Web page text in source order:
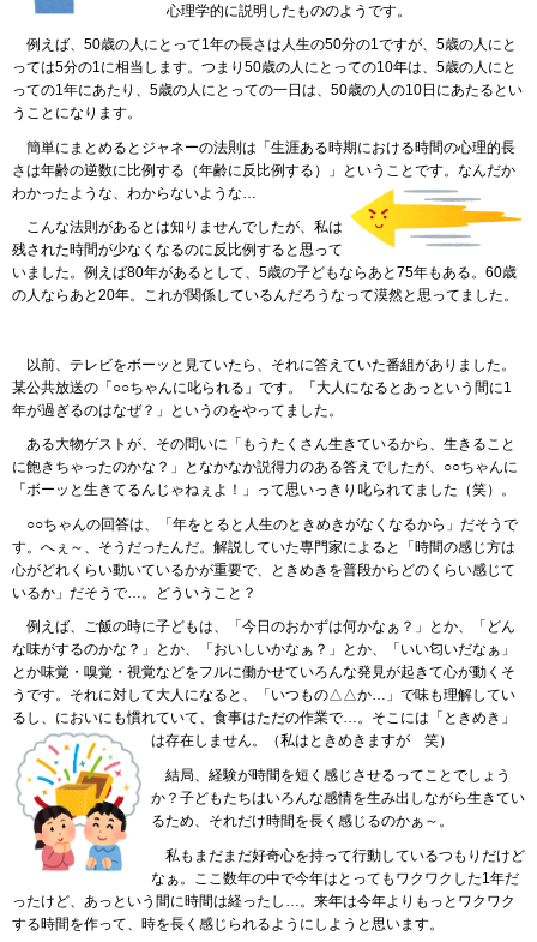
心理学的に説明したもののようです。
例えば、50歳の人にとって1年の長さは人生の50分の1ですが、5歳の人にと
っては5分の1に相当します。つまり50歳の人にとっての10年は、5歳の人にと
っての1年にあたり、5歳の人にとっての一日は、50歳の人の10日にあたるとい
うことになります。
簡単にまとめるとジャネーの法則は「生涯ある時期における時間の心理的長
さは年齢の逆数に比例する（年齢に反比例する）」ということです。なんだか
わかったような、わからないような…
こんな法則があるとは知りませんでしたが、私は
残された時間が少なくなるのに反比例すると思って
いました。例えば80年があるとして、5歳の子どもならあと75年もある。60歳
の人ならあと20年。これが関係しているんだろうなって漠然と思ってました。
以前、 テレビをボーッと見ていたら、それに答えていた番組がありました。
某公共放送の「○○ちゃんに叱られる」です。「大人になるとあっという間に1
年が過ぎるのはなぜ？」というのをやってました。
ある大物ゲストが、その問いに「もうたくさん生きているから、生きること
に飽きちゃったのかな？」となかなか説得力のある答えでしたが、○○ちゃんに
「ボーッと生きてるんじゃねぇよ！」って思いっきり叱られてました（笑）。
○○ちゃんの回答は、「年をとると人生のときめきがなくなるから」だそうで
す。へぇ～、そうだったんだ。解説していた専門家によると「時間の感じ方は
心がどれくらい動いているかが重要で、ときめきを普段からどのくらい感じて
いるか」だそうで…。どういうこと？
例えば、ご飯の時に子どもは、「今日のおかずは何かなぁ？」とか、「どん
な味がするのかな？」とか、「おいしいかなぁ？」とか、「いい匂いだなぁ」
とか味覚・嗅覚・視覚などをフルに働かせていろんな発見が起きて心が動くそ
うです。それに対して大人になると、「いつもの△△か…」で味も理解してい
るし、においにも慣れていて、食事はただの作業で…。そこには「ときめき」
は存在しません。（私はときめきますが
笑）
結局、経験が時間を短く感じさせるってことでしょう
か？子どもたちはいろんな感情を生み出しながら生きてい
るため、それだけ時間を長く感じるのかぁ～。
私も まだまだ好奇心を持って行動しているつもりだけど
なぁ。ここ数年の中で今年はとってもワクワクした1年だ
ったけど、あっという間に時間は経ったし…。来年は今年よりもっとワクワク
する時間を作って、時を長く感じられるようにしようと思います。